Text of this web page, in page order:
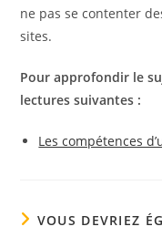
ne pas se contenter
sites.
Pour approfondir le
lectures suivantes :
Les compétences
VOUS DEVRIEZ